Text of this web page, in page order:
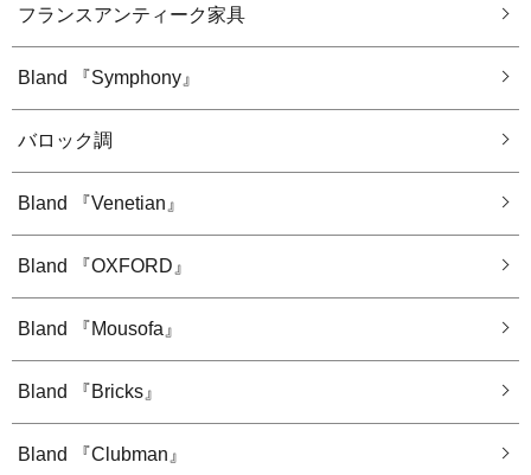
フランスアンティーク家具
Bland 『Symphony』
バロック調
Bland 『Venetian』
Bland 『OXFORD』
Bland 『Mousofa』
Bland 『Bricks』
Bland 『Clubman』